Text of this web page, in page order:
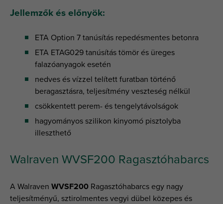
Jellemzők és előnyök:
ETA Option 7 tanúsítás repedésmentes betonra
ETA ETAG029 tanúsítás tömör és üreges
falazóanyagok esetén
nedves és vízzel telített furatban történő
beragasztásra, teljesítmény veszteség nélkül
csökkentett perem- és tengelytávolságok
hagyományos szilikon kinyomó pisztolyba
illeszthető
Walraven WVSF200 Ragasztóhabarcs
A Walraven WVSF200 Ragasztóhabarcs egy nagy
teljesítményű, sztirolmentes vegyi dübel közepes és